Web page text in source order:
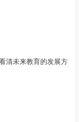
清未来教育的发展方